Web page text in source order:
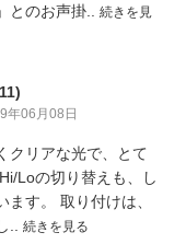
とのお声掛.. 続きを見
年06月08日
クリアな光で、とて
Loの切り替えも、し
ます。 取り付けは、
.. 続きを見る